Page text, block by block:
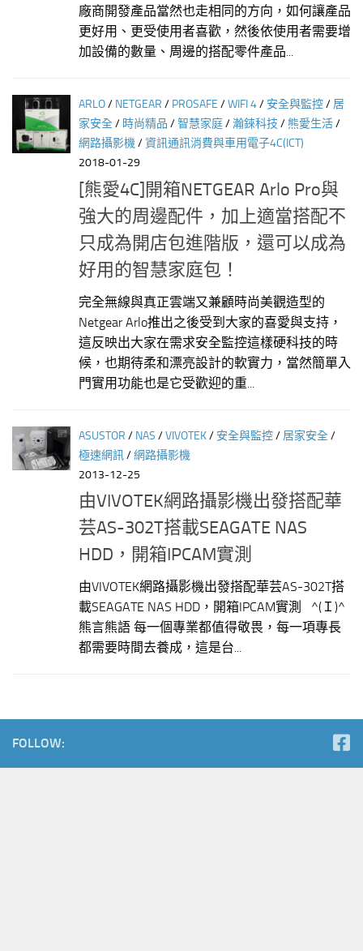
廠商開發產品當然也走相同的方向，如何讓產品
更好用、更受使用者喜歡，然後依使用者需要增
加設備的數量、周邊的搭配零件產品...
ARLO/ NETGEAR / PROSAFE /WIFI 4/ 安全與監控/居
家安全/ 時尚精品 /智慧家庭/瀚錸科技 / 熊愛生活/
網路攝影機/資訊通訊消費與車用電子4C(ICT)
2018-01-29
[熊愛4C]開箱NETGEAR Arlo Pro與
強大的周邊配件，加上適當搭配不
只成為開店包進階版，還可以成為
好用的智慧家庭包！
完全無線與真正雲端又兼顧時尚美觀造型的
Netgear Arlo推出之後受到大家的喜愛與支持，
這反映出大家在需求安全監控這樣硬科技的時
候，也期待柔和漂亮設計的軟實力，當然簡單入
門實用功能也是它受歡迎的重...
ASUSTOR / NAS /VIVOTEK/ 安全與監控/ 居家安全/
極速網訊/網路攝影機
2013-12-25
由VIVOTEK網路攝影機出發搭配華
芸AS-302T搭載SEAGATE NAS
HDD，開箱IPCAM實測
由VIVOTEK網路攝影機出發搭配華芸AS-302T搭
載SEAGATE NAS HDD，開箱IPCAM實測 ^(Ｉ)^
熊言熊語 每一個專業都值得敬畏，每一項專長
都需要時間去養成，這是台...
FOLLOW: